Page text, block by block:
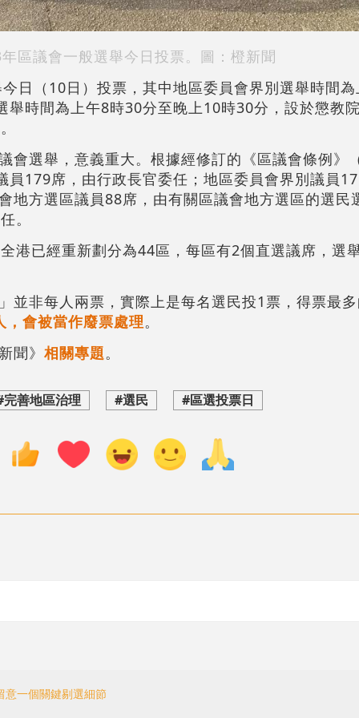
區議會一般選舉今日投票。圖：橙新聞
日（10日）投票，其中地區委員會界別選舉時間
舉時間為上午8時30分至晚上10時30分，設於懲教
會選舉，意義重大。根據經修訂的《區議會條例》
員179席，由行政長官委任；地區委員會界別議員
地方選區議員88席， 由有關區議會地方選區的選民
。
港已經重新劃分為44區，每區有2個直選議席，選
並非每人兩票，實際上是每名選民投1票，得票最
會被當作廢票處理。
聞》 相關專題。
完善地區治理 #選民 #區選投票日
一個關鍵剔選細節